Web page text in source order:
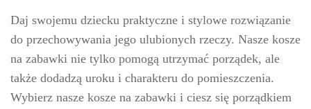
Daj swojemu dziecku praktyczne i stylowe rozwiązanie
do przechowywania jego ulubionych rzeczy. Nasze kosze
na zabawki nie tylko pomogą utrzymać porządek, ale
także dodadzą uroku i charakteru do pomieszczenia.
Wybierz nasze kosze na zabawki i ciesz się porządkiem